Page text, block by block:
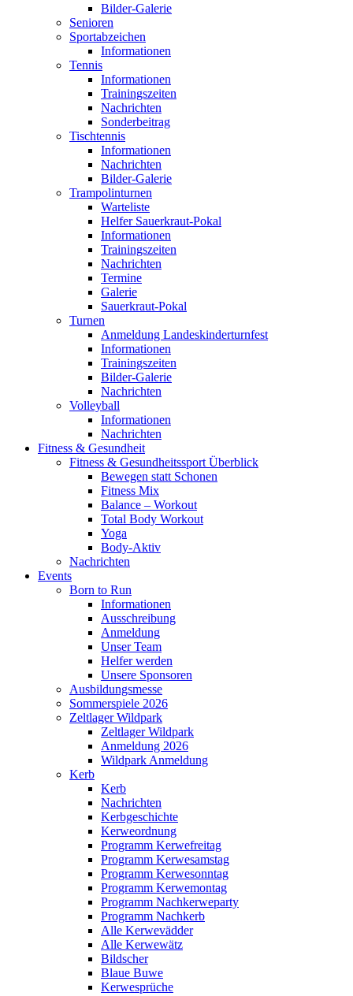
Bilder-Galerie
Senioren
Sportabzeichen
Informationen
Tennis
Informationen
Trainingszeiten
Nachrichten
Sonderbeitrag
Tischtennis
Informationen
Nachrichten
Bilder-Galerie
Trampolinturnen
Warteliste
Helfer Sauerkraut-Pokal
Informationen
Trainingszeiten
Nachrichten
Termine
Galerie
Sauerkraut-Pokal
Turnen
Anmeldung Landeskinderturnfest
Informationen
Trainingszeiten
Bilder-Galerie
Nachrichten
Volleyball
Informationen
Nachrichten
Fitness & Gesundheit
Fitness & Gesundheitssport Überblick
Bewegen statt Schonen
Fitness Mix
Balance – Workout
Total Body Workout
Yoga
Body-Aktiv
Nachrichten
Events
Born to Run
Informationen
Ausschreibung
Anmeldung
Unser Team
Helfer werden
Unsere Sponsoren
Ausbildungsmesse
Sommerspiele 2026
Zeltlager Wildpark
Zeltlager Wildpark
Anmeldung 2026
Wildpark Anmeldung
Kerb
Kerb
Nachrichten
Kerbgeschichte
Kerweordnung
Programm Kerwefreitag
Programm Kerwesamstag
Programm Kerwesonntag
Programm Kerwemontag
Programm Nachkerweparty
Programm Nachkerb
Alle Kerwevädder
Alle Kerwewätz
Bildscher
Blaue Buwe
Kerwesprüche